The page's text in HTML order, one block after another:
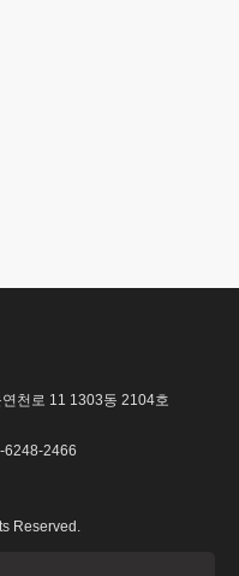
천로 11 1303동 2104호
6248-2466
Reserved.